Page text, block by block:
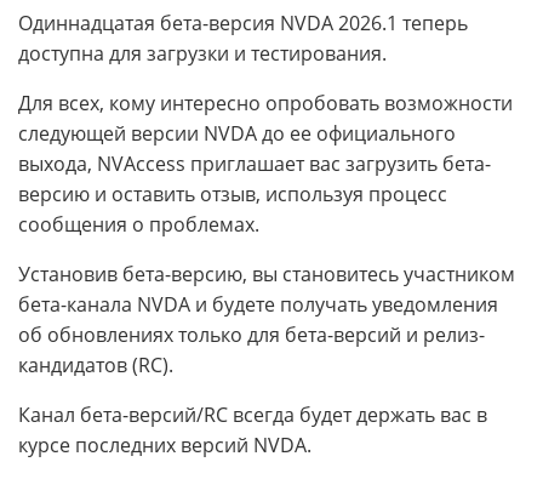
Одиннадцатая бета-версия NVDA 2026.1 теперь
доступна для загрузки и тестирования.
Для всех, кому интересно опробовать возможности
следующей версии NVDA до ее официального
выхода, NVAccess приглашает вас загрузить бета-
версию и оставить отзыв, используя процесс
сообщения о проблемах.
Установив бета-версию, вы становитесь участником
бета-канала NVDA и будете получать уведомления
об обновлениях только для бета-версий и релиз-
кандидатов (RC).
Канал бета-версий/RC всегда будет держать вас в
курсе последних версий NVDA.